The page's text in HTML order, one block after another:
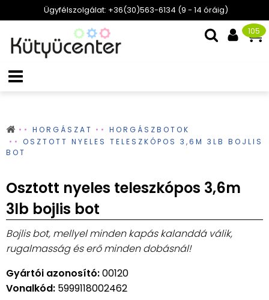
Ügyfélszolgálat: +36(30)563-6134 (9 - 14 óráig)
105
HORGÁSZAT
HORGÁSZBOTOK
OSZTOTT NYELES TELESZKÓPOS 3,6M 3LB BOJLIS
BOT
Osztott nyeles teleszkópos 3,6m
3lb bojlis bot
Bojlis bot, mellyel minden kapás kalanddá válik,
rugalmasság és erő minden dobásnál!
Gyártói azonosító:00120
Vonalkód: 5999118002462